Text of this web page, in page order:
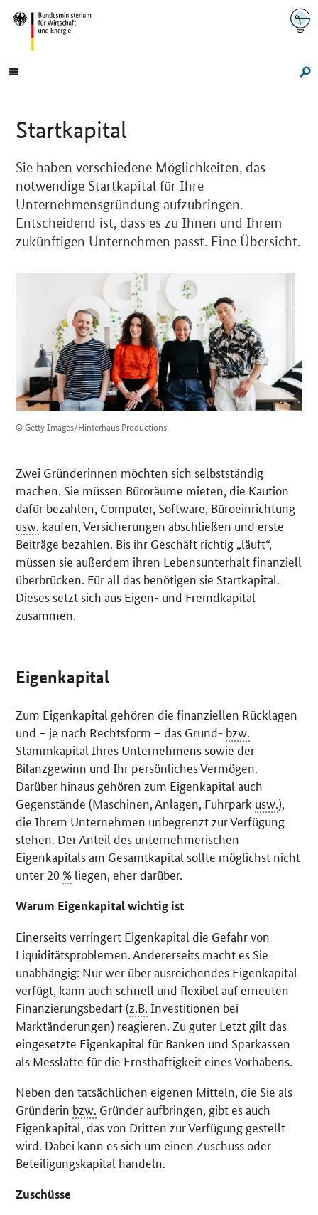
Navigation
Hauptmenü
Navigation
Startkapital
Sie haben verschiedene Möglichkeiten, das
notwendige Startkapital für Ihre
Unternehmensgründung aufzubringen.
Entscheidend ist, dass es zu Ihnen und Ihrem
zukünftigen Unternehmen passt. Eine Übersicht.
© Getty Images/Hinterhaus Productions
Zwei Gründerinnen möchten sich selbstständig
machen. Sie müssen Büroräume mieten, die Kaution
dafür bezahlen, Computer, Software, Büroeinrichtung
usw. kaufen, Versicherungen abschließen und erste
Beiträge bezahlen. Bis ihr Geschäft richtig „läuft“,
müssen sie außerdem ihren Lebensunterhalt finanziell
überbrücken. Für all das benötigen sie Startkapital.
Dieses setzt sich aus Eigen- und Fremdkapital
zusammen.
Eigenkapital
Zum Eigenkapital gehören die finanziellen Rücklagen
und – je nach Rechtsform – das Grund- bzw.
Stammkapital Ihres Unternehmens sowie der
Bilanzgewinn und Ihr persönliches Vermögen.
Darüber hinaus gehören zum Eigenkapital auch
Gegenstände (Maschinen, Anlagen, Fuhrpark usw.),
die Ihrem Unternehmen unbegrenzt zur Verfügung
stehen. Der Anteil des unternehmerischen
Eigenkapitals am Gesamtkapital sollte möglichst nicht
unter 20 % liegen, eher darüber.
Warum Eigenkapital wichtig ist
Einerseits verringert Eigenkapital die Gefahr von
Liquiditätsproblemen. Andererseits macht es Sie
unabhängig: Nur wer über ausreichendes Eigenkapital
verfügt, kann auch schnell und flexibel auf erneuten
Finanzierungsbedarf (z.B. Investitionen bei
Marktänderungen) reagieren. Zu guter Letzt gilt das
eingesetzte Eigenkapital für Banken und Sparkassen
als Messlatte für die Ernsthaftigkeit eines Vorhabens.
Neben den tatsächlichen eigenen Mitteln, die Sie als
Gründerin bzw. Gründer aufbringen, gibt es auch
Eigenkapital, das von Dritten zur Verfügung gestellt
wird. Dabei kann es sich um einen Zuschuss oder
Beteiligungskapital handeln.
Zuschüsse